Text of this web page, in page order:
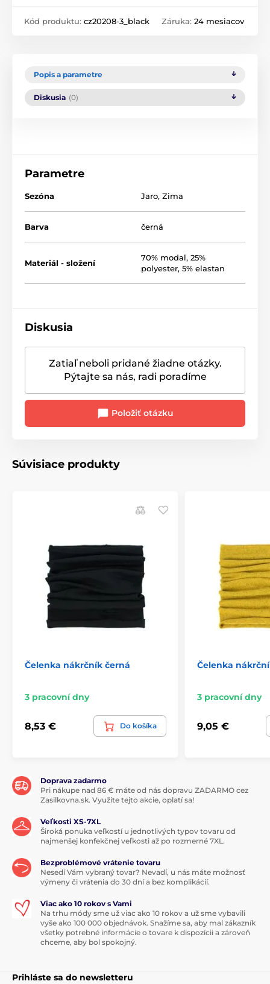
Kód produktu: cz20208-3_black Záruka: 24 mesiacov
Popis a parametre
Diskusia (0)
Parametre
Sezóna Jaro, Zima
Barva černá
Materiál - složení
70% modal, 25%
polyester, 5% elastan
Diskusia
Zatiaľ neboli pridané žiadne otázky.
Pýtajte sa nás, radi poradíme
Položiť otázku
Súvisiace produkty
Čelenka nákrčník černá
3 pracovní dny
8,53 € Do košíka
Čelenka
3 pracovní dny
9,05 €
Doprava zadarmo
Pri nákupe nad 86 € máte od nás dopravu ZADARMO cez
Zasilkovna.sk. Využite tejto akcie, oplatí sa!
Veľkosti XS-7XL
Široká ponuka veľkostí u jednotlivých typov tovaru od
najmenšej konfekčnej veľkosti až po rozmerné 7XL.
Bezproblémové vrátenie tovaru
Nesedí Vám vybraný tovar? Nevadí, u nás máte možnosť
výmeny či vrátenia do 30 dní a bez komplikácií.
Viac ako 10 rokov s Vami
Na trhu módy sme už viac ako 10 rokov a už sme vybavili
vyše ako 100 000 objednávok. Snažíme sa, aby mal zákazník
všetky potrebné informácie o tovare k dispozícii a zároveň
chceme, aby bol spokojný.
Prihláste sa do newsletteru